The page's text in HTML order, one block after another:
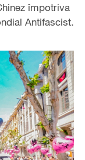
împotriva
Antifascist.